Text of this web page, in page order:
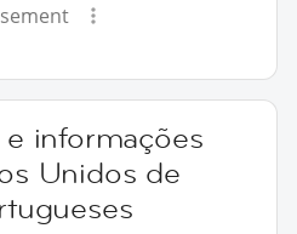
informações
Unidos de